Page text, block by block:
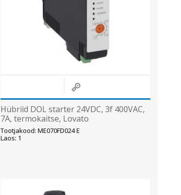
Hübriid DOL starter 24VDC, 3f 400VAC,
7A, termokaitse, Lovato
Tootjakood: ME070FD024 E
Laos: 1